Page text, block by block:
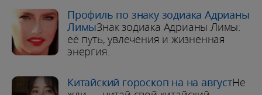
Профиль по знаку зодиака Адрианы
ЛимыЗнак зодиака Адрианы Лимы:
её путь, увлечения и жизненная
энергия.
Китайский гороскоп на на августНе